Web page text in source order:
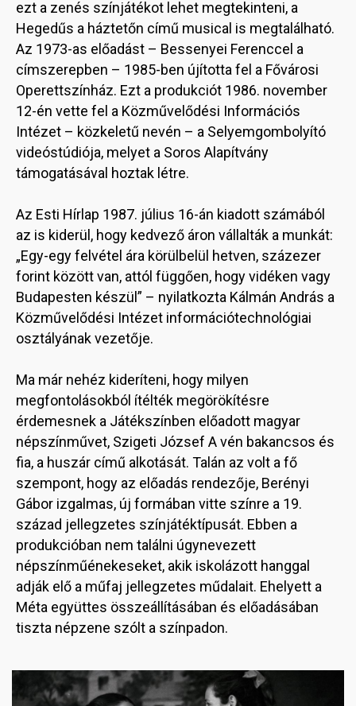
ezt a zenés színjátékot lehet megtekinteni, a
Hegedűs a háztetőn című musical is megtalálható.
Az 1973-as előadást – Bessenyei Ferenccel a
címszerepben – 1985-ben újította fel a Fővárosi
Operettszínház. Ezt a produkciót 1986. november
12-én vette fel a Közművelődési Információs
Intézet – közkeletű nevén – a Selyemgombolyító
videóstúdiója, melyet a Soros Alapítvány
támogatásával hoztak létre.
Az Esti Hírlap 1987. július 16-án kiadott számából
az is kiderül, hogy kedvező áron vállalták a munkát:
„Egy-egy felvétel ára körülbelül hetven, százezer
forint között van, attól függően, hogy vidéken vagy
Budapesten készül” – nyilatkozta Kálmán András a
Közművelődési Intézet információtechnológiai
osztályának vezetője.
Ma már nehéz kideríteni, hogy milyen
megfontolásokból ítélték megörökítésre
érdemesnek a Játékszínben előadott magyar
népszínművet, Szigeti József A vén bakancsos és
fia, a huszár című alkotását. Talán az volt a fő
szempont, hogy az előadás rendezője, Berényi
Gábor izgalmas, új formában vitte színre a 19.
század jellegzetes színjátéktípusát. Ebben a
produkcióban nem találni úgynevezett
népszínműénekeseket, akik iskolázott hanggal
adják elő a műfaj jellegzetes műdalait. Ehelyett a
Méta együttes összeállításában és előadásában
tiszta népzene szólt a színpadon.
Image